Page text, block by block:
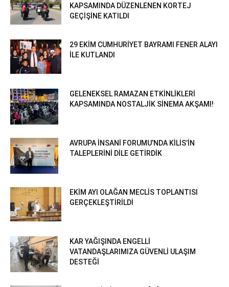
KAPSAMINDA DÜZENLENEN KORTEJ
GEÇİŞİNE KATILDI
29 EKİM CUMHURİYET BAYRAMI FENER ALAYI
İLE KUTLANDI
GELENEKSEL RAMAZAN ETKİNLİKLERİ
KAPSAMINDA NOSTALJİK SİNEMA AKŞAMI!
AVRUPA İNSANİ FORUMU’NDA KİLİS’İN
TALEPLERİNİ DİLE GETİRDİK
EKİM AYI OLAĞAN MECLİS TOPLANTISI
GERÇEKLEŞTİRİLDİ
KAR YAĞIŞINDA ENGELLİ
VATANDAŞLARIMIZA GÜVENLİ ULAŞIM
DESTEĞİ